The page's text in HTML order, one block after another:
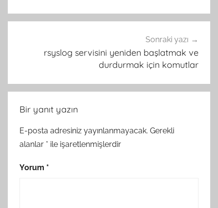
Sonraki yazı
rsyslog servisini yeniden başlatmak ve
durdurmak için komutlar
Bir yanıt yazın
E-posta adresiniz yayınlanmayacak. Gerekli
alanlar * ile işaretlenmişlerdir
Yorum *